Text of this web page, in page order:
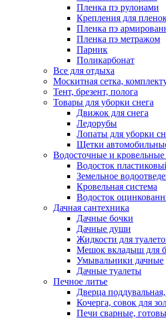
Пленка пэ рулонами
Крепления для
Пленка пэ
Пленка пэ метражом
Парник
Поликарбонат
Все для отдыха
Москитная сетка,
Тент, брезент, полога
Товары для уборки снега
Движок для снега
Ледорубы
Лопаты для уборки
Щетки
Водосточные и
Водосток
Земельное
Кровельная система
Водосток
Дачная сантехника
Дачные бочки
Дачные души
Жидкости для
Мешок вкладыш для
Умывальники дачные
Дачные туалеты
Печное литье
Дверца
Кочерга, совок для
Печи сварные,